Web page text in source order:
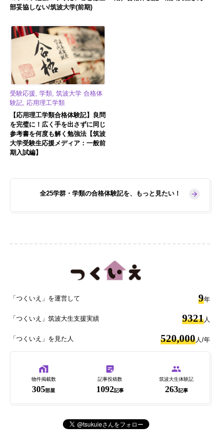
部妥協しない/筑波大学(前期)
受験応援, 学類, 筑波大学 合格体
験記, 応用理工学類
【応用理工学類合格体験記】良問
を完璧に！広く手を出さずに同じ
参考書を何度も解く勉強法【筑波
大学受験生応援メディア：一般前
期入試編】
全25学群・学類の合格体験記を、もっと見たい！
「つくいえ」を運営して 9年
「つくいえ」筑波大生支援実績 9321 人
「つくいえ」を見た人 520,000 人/年
物件掲載数
305部屋
記事投稿数
1092記事
筑波大生体験記
263記事